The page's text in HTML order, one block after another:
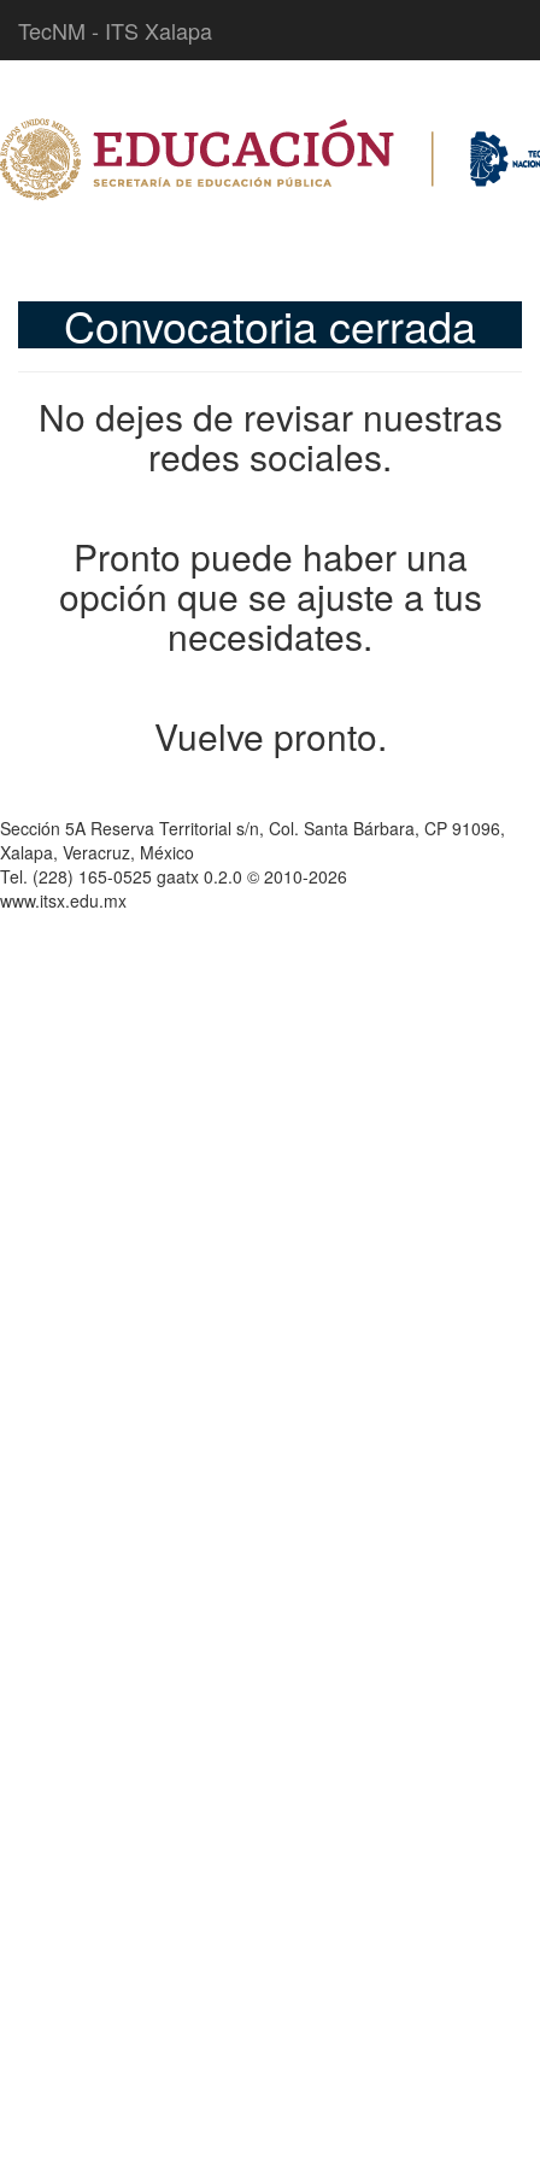
TecNM - ITS Xalapa
Convocatoria cerrada
No dejes de revisar nuestras
redes sociales.
Pronto puede haber una
opción que se ajuste a tus
necesidates.
Vuelve pronto.
Sección 5A Reserva Territorial s/n, Col. Santa Bárbara, CP 91096,
Xalapa, Veracruz, México
Tel. (228) 165-0525 gaatx 0.2.0 © 2010-2026
www.itsx.edu.mx